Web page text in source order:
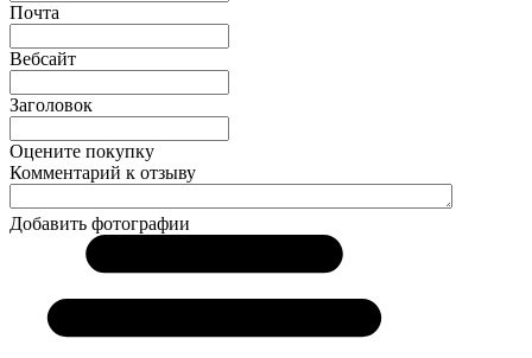
Почта
Вебсайт
Заголовок
Оцените покупку
Комментарий к отзыву
Добавить фотографии